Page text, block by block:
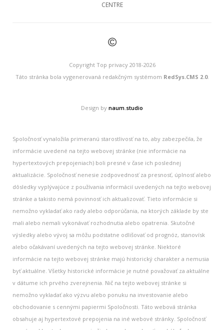
CENTRE
©
Copyright Top privacy 2018-2026
Táto stránka bola vygenerovaná redakčným systémom RedSys.CMS 2.0.
Design by naum.studio
Spoločnosť vynaložila primeranú starostlivosť na to, aby zabezpečila, že
informácie uvedené na tejto webovej stránke (nie informácie na
hypertextových prepojeniach) boli presné v čase ich poslednej
aktualizácie. Spoločnosť nenesie zodpovednosť za presnosť, úplnosť alebo
dôsledky vyplývajúce z používania informácií uvedených na tejto webovej
stránke a takisto nemá povinnosť ich aktualizovať. Tieto informácie si
nemožno vykladať ako rady alebo odporúčania, na ktorých základe by ste
mali alebo nemali vykonávať rozhodnutia alebo opatrenia. Skutočné
výsledky alebo vývoj sa môžu podstatne odlišovať od prognóz, stanovísk
alebo očakávaní uvedených na tejto webovej stránke. Niektoré
informácie na tejto webovej stránke majú historický charakter a nemusia
byť aktuálne. Všetky historické informácie je nutné považovať za aktuálne
v dátume ich prvého zverejnenia. Nič na tejto webovej stránke si
nemožno vykladať ako výzvu alebo ponuku na investovanie alebo
obchodovanie s cennými papiermi Spoločnosti. Táto webová stránka
obsahuje aj hypertextové prepojenia na iné webové stránky. Spoločnosť